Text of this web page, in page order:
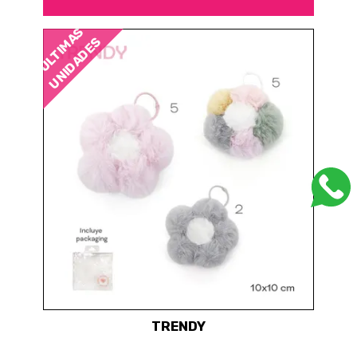
ÚLTIMAS
UNIDADES
TRENDY